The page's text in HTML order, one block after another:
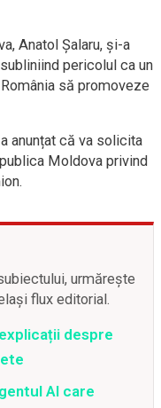
Anatol Șalaru, și-a
pericolul ca un
să promoveze
anunțat că va solicita
Moldova privind
urmărește
flux editorial.
despre
AI care